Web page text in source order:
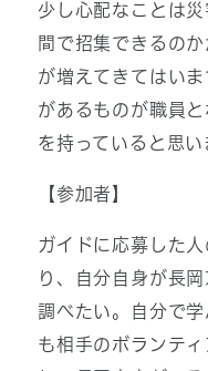
少し心配なことは
間で招集できるの
が増えてきてはい
があるものが職員
を持っていると思い
【参加者】
ガイドに応募した
り、自分自身が長
調べたい。自分で
も相手のボランテ